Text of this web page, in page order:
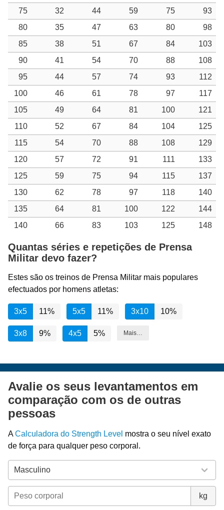
75
32 44 59 75
93
80
35 47 63 80
98
85
38 51 67 84
103
90
41 54 70 88
108
95
44 57 74 93
112
100
46 61 78 97
117
105
49 64 81 100
121
110
52 67 84 104
125
115
54 70 88 108
129
120
57 72 91 111
133
125
59 75 94 115
137
130
62 78 97 118
140
135
64 81 100 122
144
140
66 83 103 125 148
Quantas séries e repetições de Prensa
Militar devo fazer?
Estes são os treinos de Prensa Militar mais populares
efectuados por homens atletas:
3x5 11% 5x5 11% 3x10 10%
3x8 9% 4x5 5% Mais…
Avalie os seus levantamentos em
comparação com os de outras
pessoas
ACalculadora do Strength Level mostra o seu nível exato
de força para qualquer peso corporal.
kg